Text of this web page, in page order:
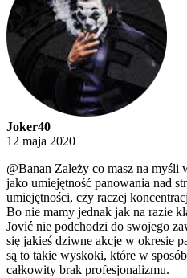
Joker40
12 maja 2020
@Banan Zależy co masz na myśli
jako umiejętność panowania nad
umiejętności, czy raczej
Bo nie mamy jednak jak na razie
Jović nie podchodzi do swojego
się jakieś dziwne akcje w okresie
są to takie wyskoki, które w
całkowity brak profesjonalizmu.